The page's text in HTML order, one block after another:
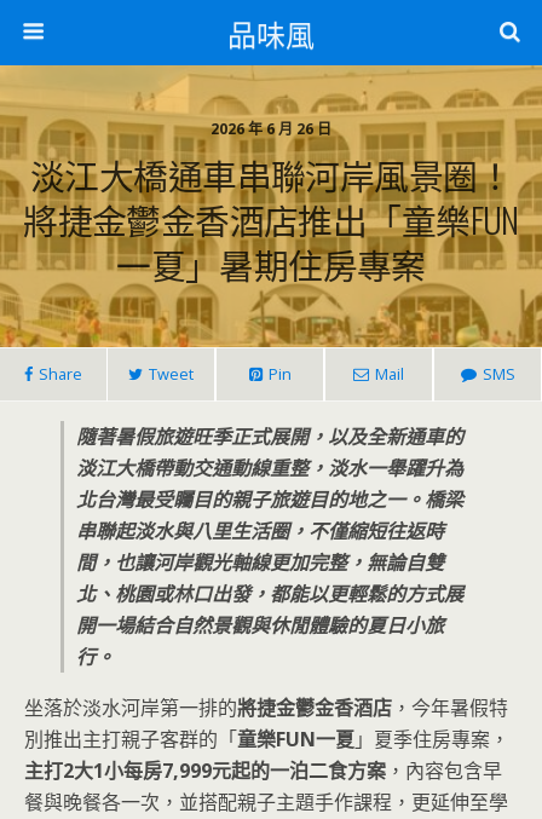
品味風
2026 年 6 月 26 日
淡江大橋通車串聯河岸風景圈！
將捷金鬱金香酒店推出「童樂FUN
一夏」暑期住房專案
Share Tweet Pin Mail SMS
隨著暑假旅遊旺季正式展開，以及全新通車的
淡江大橋帶動交通動線重整，淡水一舉躍升為
北台灣最受矚目的親子旅遊目的地之一。橋梁
串聯起淡水與八里生活圈，不僅縮短往返時
間，也讓河岸觀光軸線更加完整，無論自雙
北、桃園或林口出發，都能以更輕鬆的方式展
開一場結合自然景觀與休閒體驗的夏日小旅
行。
坐落於淡水河岸第一排的將捷金鬱金香酒店 ，今年暑假特
別推出主打親子客群的「童樂FUN一夏」夏季住房專案，
主打2大1小每房7,999元起的一泊二食方案 ，內容包含早
餐與晚餐各一次，並搭配親子主題手作課程，更延伸至學